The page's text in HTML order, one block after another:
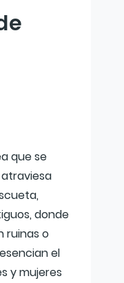
que se
donde
ruinas o
el
y mujeres